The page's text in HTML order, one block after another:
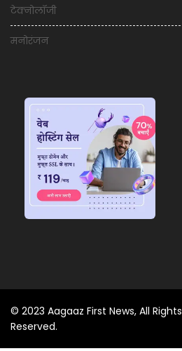
टेक्नोलॉजी
मनोरंजन
© 2023 Aagaaz First News, All Rights
Reserved.